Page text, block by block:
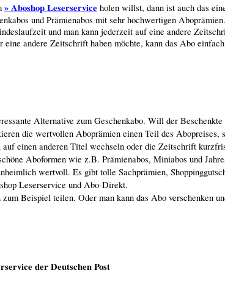
» Aboshop Leserservice holen willst, dann ist auch das
und Prämienabos mit sehr hochwertigen
und man kann jederzeit auf eine andere
andere Zeitschrift haben möchte, kann das Abo
Alternative zum Geschenkabo. Will der
die wertvollen Aboprämien einen Teil des
einen anderen Titel wechseln oder die Zeitschrift
Aboformen wie z.B. Prämienabos, Miniabos und
wertvoll. Es gibt tolle Sachprämien,
Leserservice und Abo-Direkt.
Beispiel teilen. Oder man kann das Abo verschenken
der Deutschen Post